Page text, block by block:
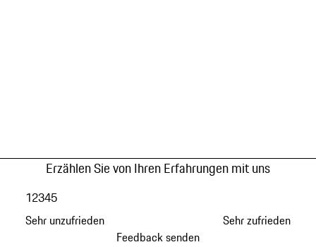
Erzählen Sie von Ihren Erfahrungen mit uns
Sehr unzufrieden
12345
Sehr zufrieden
Feedback senden